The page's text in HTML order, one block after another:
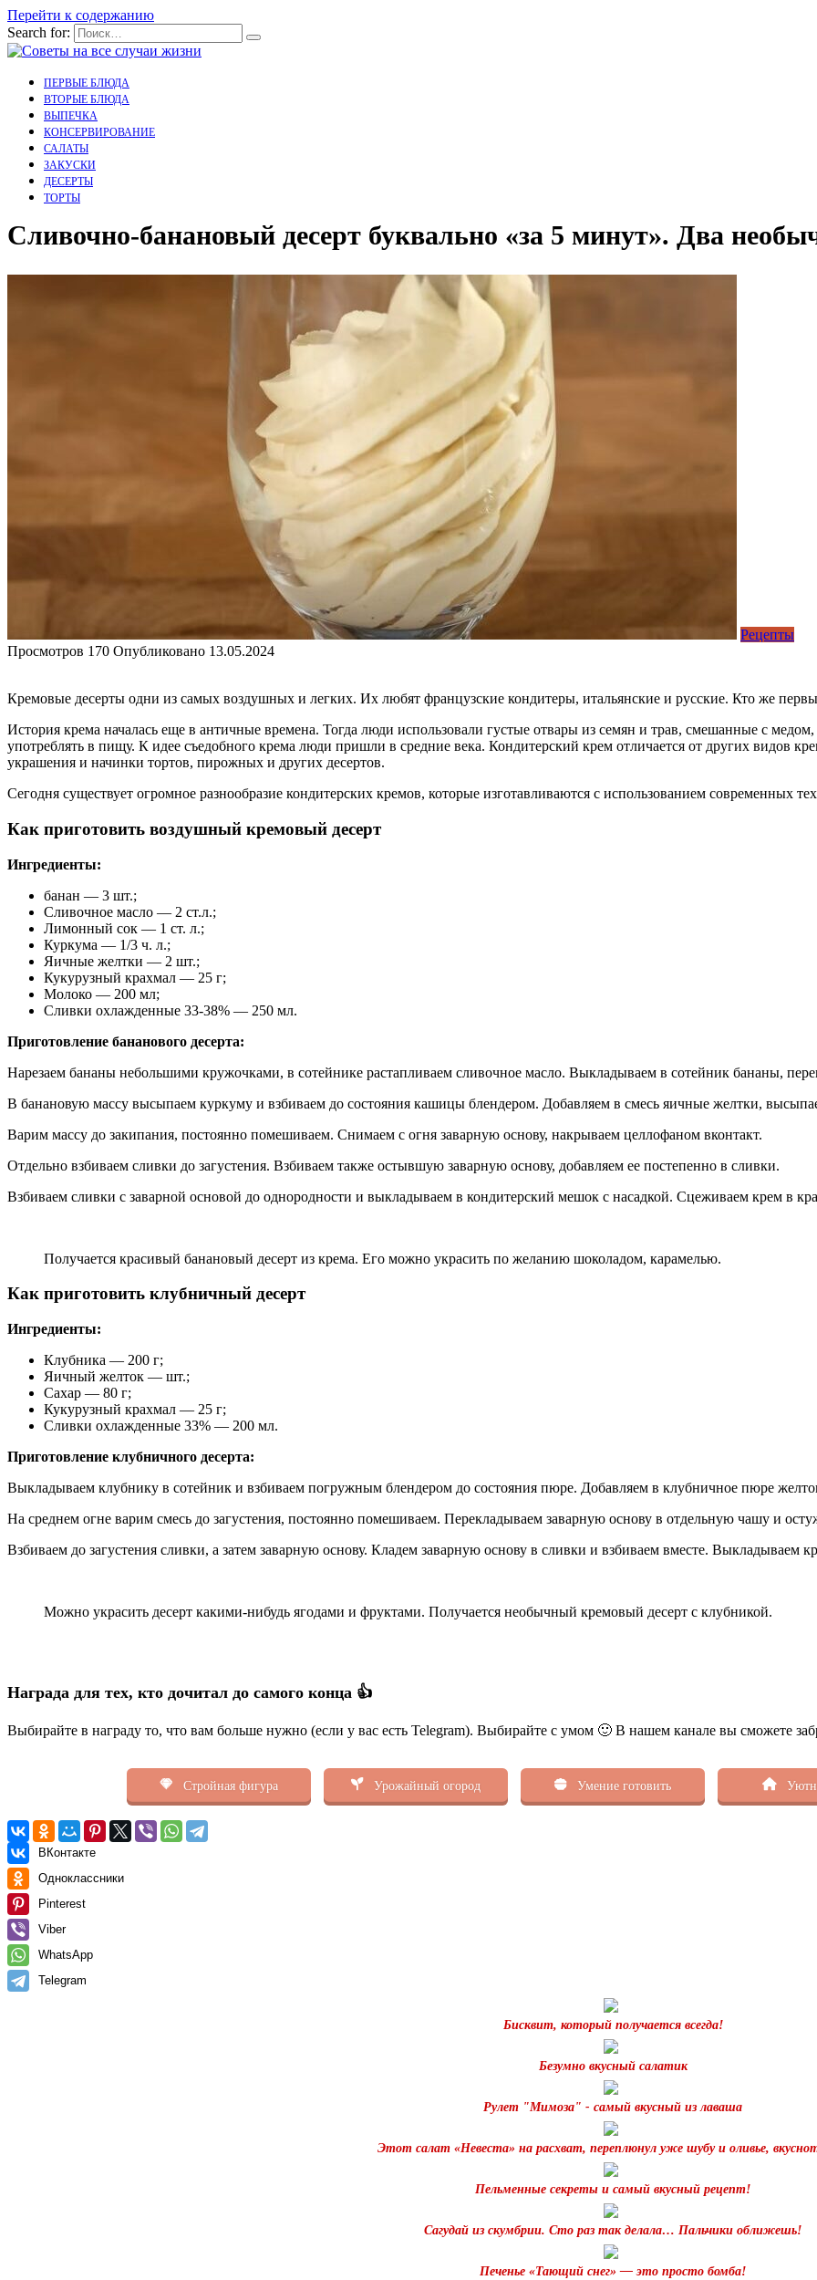
Перейти к содержанию
Search for:
ПЕРВЫЕ БЛЮДА
ВТОРЫЕ БЛЮДА
ВЫПЕЧКА
КОНСЕРВИРОВАНИЕ
САЛАТЫ
ЗАКУСКИ
ДЕСЕРТЫ
ТОРТЫ
Сливочно-банановый десерт буквально «за 5 минут». Два
Рецепты
Просмотров 170 Опубликовано 13.05.2024
Кремовые десерты одни из самых воздушных и легких. Их любят французские кондитеры, итальянские и русские. Кто же
История крема началась еще в античные времена. Тогда люди использовали густые отвары из семян и трав, смешанные с
употреблять в пищу. К идее съедобного крема люди пришли в средние века. Кондитерский крем отличается от других видов
украшения и начинки тортов, пирожных и других десертов.
Сегодня существует огромное разнообразие кондитерских кремов, которые изготавливаются с использованием современных
Как приготовить воздушный кремовый десерт
Ингредиенты:
банан — 3 шт.;
Сливочное масло — 2 ст.л.;
Лимонный сок — 1 ст. л.;
Куркума — 1/3 ч. л.;
Яичные желтки — 2 шт.;
Кукурузный крахмал — 25 г;
Молоко — 200 мл;
Сливки охлажденные 33-38% — 250 мл.
Приготовление бананового десерта:
Нарезаем бананы небольшими кружочками, в сотейнике растапливаем сливочное масло. Выкладываем в сотейник бананы,
В банановую массу высыпаем куркуму и взбиваем до состояния кашицы блендером. Добавляем в смесь яичные желтки,
Варим массу до закипания, постоянно помешиваем. Снимаем с огня заварную основу, накрываем целлофаном вконтакт.
Отдельно взбиваем сливки до загустения. Взбиваем также остывшую заварную основу, добавляем ее постепенно в сливки.
Взбиваем сливки с заварной основой до однородности и выкладываем в кондитерский мешок с насадкой. Сцеживаем крем в
Получается красивый банановый десерт из крема. Его можно украсить по желанию шоколадом, карамелью.
Как приготовить клубничный десерт
Ингредиенты:
Клубника — 200 г;
Яичный желток — шт.;
Сахар — 80 г;
Кукурузный крахмал — 25 г;
Сливки охлажденные 33% — 200 мл.
Приготовление клубничного десерта:
Выкладываем клубнику в сотейник и взбиваем погружным блендером до состояния пюре. Добавляем в клубничное пюре
На среднем огне варим смесь до загустения, постоянно помешиваем. Перекладываем заварную основу в отдельную чашу и
Взбиваем до загустения сливки, а затем заварную основу. Кладем заварную основу в сливки и взбиваем вместе.
Можно украсить десерт какими-нибудь ягодами и фруктами. Получается необычный кремовый десерт с клубникой.
Награда для тех, кто дочитал до самого конца 👍
Выбирайте в награду то, что вам больше нужно (если у вас есть Telegram). Выбирайте с умом 🙂 В нашем канале вы сможете
Стройная фигура Урожайный огород Умение готовить
ВКонтакте
Одноклассники
Pinterest
Viber
WhatsApp
Telegram
Бисквит, который получается всегда!
Безумно вкусный салатик
Рулет "Мимоза" - самый вкусный из лаваша
Этот салат «Невестa» на расхват, переплюнул уже шубу и oливье,
Пельменные секреты и самый вкусный рецепт!
Сагудай из скумбрии. Сто раз так делала… Пальчики оближешь!
Печенье «Тающий снег» — это просто бомба!